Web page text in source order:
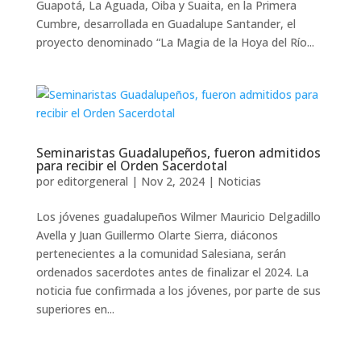
Guapotá, La Aguada, Oiba y Suaita, en la Primera
Cumbre, desarrollada en Guadalupe Santander, el
proyecto denominado “La Magia de la Hoya del Río...
Seminaristas Guadalupeños, fueron admitidos
para recibir el Orden Sacerdotal
por editorgeneral | Nov 2, 2024| Noticias
Los jóvenes guadalupeños Wilmer Mauricio Delgadillo
Avella y Juan Guillermo Olarte Sierra, diáconos
pertenecientes a la comunidad Salesiana, serán
ordenados sacerdotes antes de finalizar el 2024. La
noticia fue confirmada a los jóvenes, por parte de sus
superiores en...